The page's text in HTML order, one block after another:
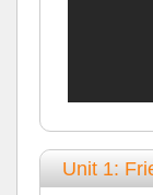
Unit 1: